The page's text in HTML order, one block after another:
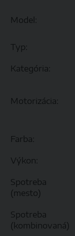
Model:
Typ:
Kategória:
Motorizácia:
Farba:
Výkon:
Spotreba
(mesto)
Spotreba
(kombinovaná)